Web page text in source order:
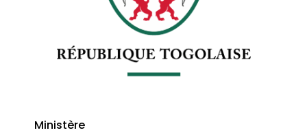
Ministère